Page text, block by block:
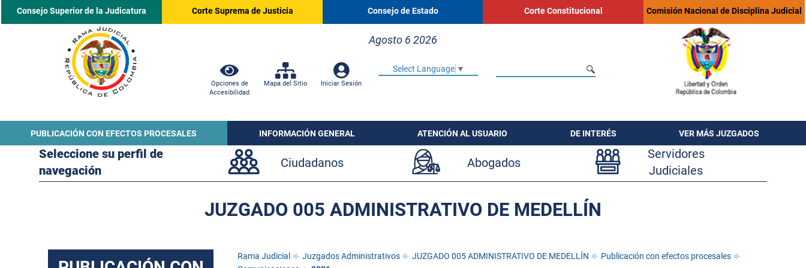
Consejo Superior de la Judicatura Corte Suprema de Justicia Consejo de Estado Corte Constitucional Comisión Nacional de Disciplina Judicial
Agosto 6 2026
Opciones de
Accesibilidad
Mapa del Sitio Iniciar Sesión
Select Language ▼
PUBLICACIÓN CON EFECTOS PROCESALES INFORMACIÓN GENERAL ATENCIÓN AL USUARIO DE INTERÉS VER MÁS JUZGADOS
Seleccione su perfil de
navegación
Ciudadanos Abogados
Servidores
Judiciales
JUZGADO 005 ADMINISTRATIVO DE MEDELLÍN
Rama Judicial Juzgados Administrativos JUZGADO 005 ADMINISTRATIVO DE MEDELLÍN
Publicación con efectos procesales